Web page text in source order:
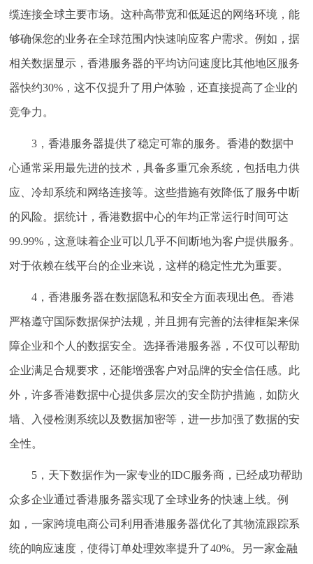
缆连接全球主要市场。这种高带宽和低延迟的网络环境，能
够确保您的业务在全球范围内快速响应客户需求。例如，据
相关数据显示，香港服务器的平均访问速度比其他地区服务
器快约30%，这不仅提升了用户体验，还直接提高了企业的
竞争力。
3，香港服务器提供了稳定可靠的服务。香港的数据中
心通常采用最先进的技术，具备多重冗余系统，包括电力供
应、冷却系统和网络连接等。这些措施有效降低了服务中断
的风险。据统计，香港数据中心的年均正常运行时间可达
99.99%，这意味着企业可以几乎不间断地为客户提供服务。
对于依赖在线平台的企业来说，这样的稳定性尤为重要。
4，香港服务器在数据隐私和安全方面表现出色。香港
严格遵守国际数据保护法规，并且拥有完善的法律框架来保
障企业和个人的数据安全。选择香港服务器，不仅可以帮助
企业满足合规要求，还能增强客户对品牌的安全信任感。此
外，许多香港数据中心提供多层次的安全防护措施，如防火
墙、入侵检测系统以及数据加密等，进一步加强了数据的安
全性。
5，天下数据作为一家专业的IDC服务商，已经成功帮助
众多企业通过香港服务器实现了全球业务的快速上线。例
如，一家跨境电商公司利用香港服务器优化了其物流跟踪系
统的响应速度，使得订单处理效率提升了40%。另一家金融